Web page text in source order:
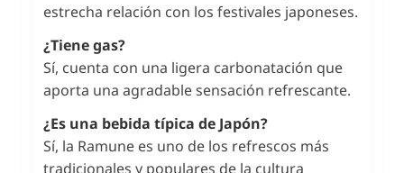
estrecha relación con los festivales japoneses.
¿Tiene gas?
Sí, cuenta con una ligera carbonatación que
aporta una agradable sensación refrescante.
¿Es una bebida típica de Japón?
Sí, la Ramune es uno de los refrescos más
tradicionales y populares de la cultura